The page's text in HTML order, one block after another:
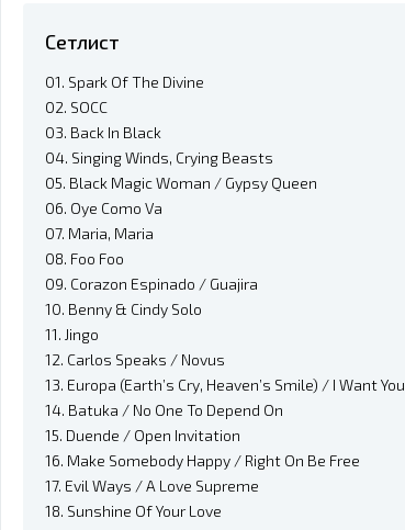
Сетлист
01. Spark Of The Divine
02. SOCC
03. Back In Black
04. Singing Winds, Crying Beasts
05. Black Magic Woman / Gypsy Queen
06. Oye Como Va
07. Maria, Maria
08. Foo Foo
09. Corazon Espinado / Guajira
10. Benny & Cindy Solo
11. Jingo
12. Carlos Speaks / Novus
13. Europa (Earth’s Cry, Heaven’s Smile) / I Want You
14. Batuka / No One To Depend On
15. Duende / Open Invitation
16. Make Somebody Happy / Right On Be Free
17. Evil Ways / A Love Supreme
18. Sunshine Of Your Love